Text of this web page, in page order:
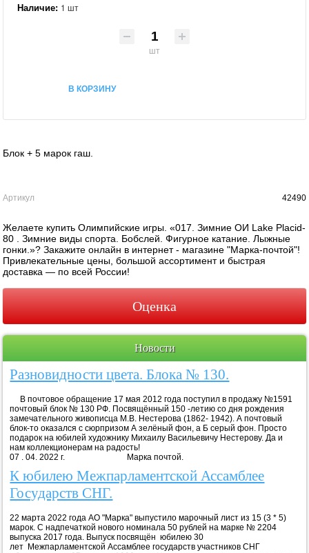
Наличие: 1 шт
шт
В КОРЗИНУ
Блок + 5 марок гаш.
Артикул 42490
Желаете купить Олимпийские игры. «017. Зимние ОИ Lake Placid-
80 . Зимние виды спорта. Бобслей. Фигурное катание. Лыжные
гонки.»? Закажите онлайн в интернет - магазине "Марка-почтой"!
Привлекательные цены, большой ассортимент и быстрая
доставка — по всей России!
Оценка
Новости
Разновидности цвета. Блока № 130.
В почтовое обращение 17 мая 2012 года поступил в продажу №1591
почтовый блок № 130 РФ. Посвящённый 150 -летию со дня рождения
замечательного живописца М.В. Нестерова (1862- 1942). А почтовый
блок-то оказался с сюрпризом А зелёный фон, а Б серый фон. Просто
подарок на юбилей художнику Михаилу Васильевичу Нестерову. Да и
нам коллекционерам на радость!
07 . 04. 2022 г. Марка почтой.
К юбилею Межпарламентской Ассамблее
Государств СНГ.
22 марта 2022 года АО "Марка" выпустило марочный лист из 15 (3 * 5)
марок. С надпечаткой нового номинала 50 рублей на марке № 2204
выпуска 2017 года. Выпуск посвящён юбилею 30
лет Межпарламентской Ассамблее государств участников СНГ